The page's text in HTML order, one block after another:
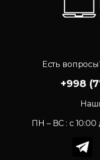
Есть
+998
ПН – ВС : c